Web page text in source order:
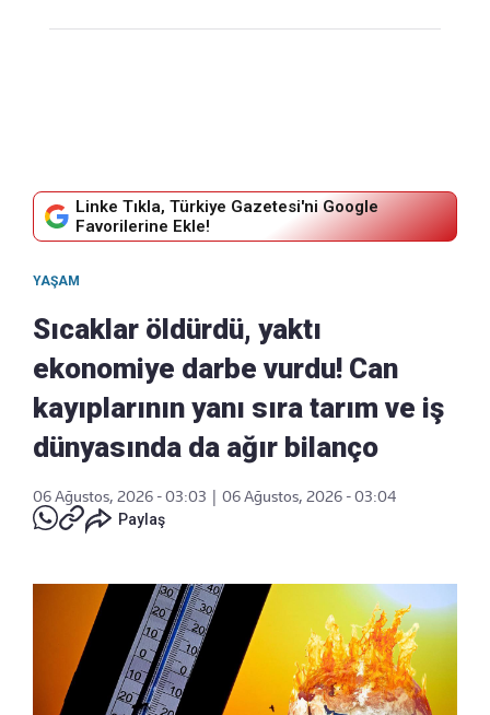
Linke Tıkla, Türkiye Gazetesi'ni Google
Favorilerine Ekle!
YAŞAM
Sıcaklar öldürdü, yaktı
ekonomiye darbe vurdu! Can
kayıplarının yanı sıra tarım ve iş
dünyasında da ağır bilanço
06 Ağustos, 2026 - 03:03
06 Ağustos, 2026 - 03:04
Paylaş